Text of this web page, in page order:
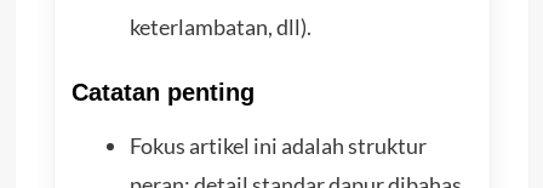
keterlambatan, dll).
Catatan penting
Fokus artikel ini adalah struktur